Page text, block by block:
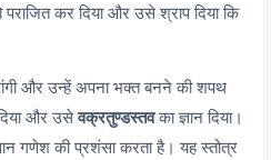
कर दिया और उसे श्राप दिया कि
और उन्हें अपना भक्त बनने की शपथ
और उसेवक्रतुण्डस्तवका ज्ञान दिया।
गणेश की प्रशंसा करता है। यह स्तोत्र